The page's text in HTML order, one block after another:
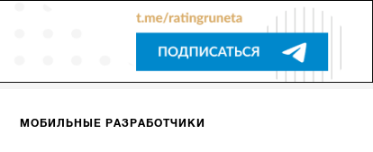
МОБИЛЬНЫЕ РАЗРАБОТЧИКИ